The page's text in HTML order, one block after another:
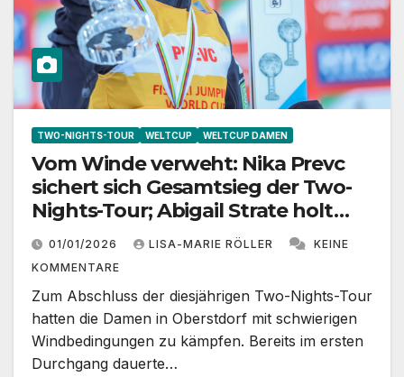
TWO-NIGHTS-TOUR WELTCUP WELTCUP DAMEN
Vom Winde verweht: Nika Prevc
sichert sich Gesamtsieg der Two-
Nights-Tour; Abigail Strate holt
sich ersten Weltcup-Sieg
01/01/2026 LISA-MARIE RÖLLER
KEINE
KOMMENTARE
Zum Abschluss der diesjährigen Two-Nights-Tour
hatten die Damen in Oberstdorf mit schwierigen
Windbedingungen zu kämpfen. Bereits im ersten
Durchgang dauerte…